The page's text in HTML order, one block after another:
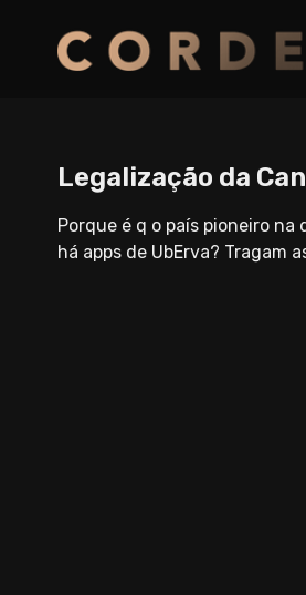
Legalização da
Porque é q o país pioneiro
há apps de UbErva? Tragam